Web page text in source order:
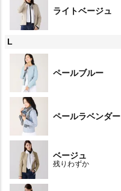
ライトベージュ
L
ペールブルー
ペールラベンダー
ベージュ
残りわずか